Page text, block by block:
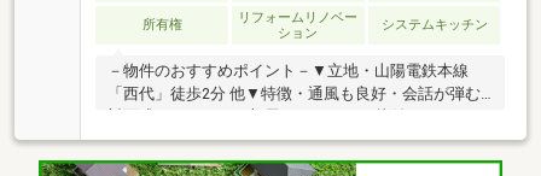
所有権
リフォームリノベー
ション
システムキッチン
－物件のおすすめポイント－▼立地・山陽電鉄本線
「西代」徒歩2分 他▼特徴・通風も良好・会話が弾む
レベーター停止階▼設備・食洗機・浄水器・電気浴室
乾燥機▼2026年8月室内リフォーム内容【新調】キッ